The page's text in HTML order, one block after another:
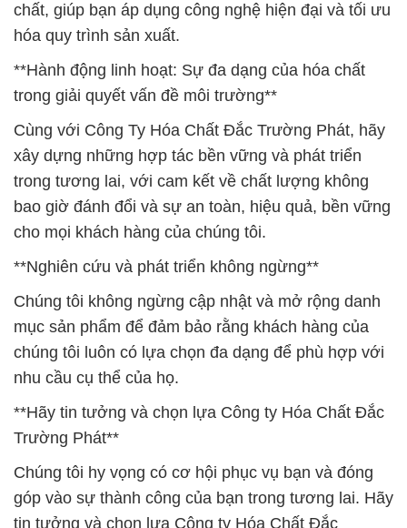
chất, giúp bạn áp dụng công nghệ hiện đại và tối ưu
hóa quy trình sản xuất.
**Hành động linh hoạt: Sự đa dạng của hóa chất
trong giải quyết vấn đề môi trường**
Cùng với Công Ty Hóa Chất Đắc Trường Phát, hãy
xây dựng những hợp tác bền vững và phát triển
trong tương lai, với cam kết về chất lượng không
bao giờ đánh đổi và sự an toàn, hiệu quả, bền vững
cho mọi khách hàng của chúng tôi.
**Nghiên cứu và phát triển không ngừng**
Chúng tôi không ngừng cập nhật và mở rộng danh
mục sản phẩm để đảm bảo rằng khách hàng của
chúng tôi luôn có lựa chọn đa dạng để phù hợp với
nhu cầu cụ thể của họ.
**Hãy tin tưởng và chọn lựa Công ty Hóa Chất Đắc
Trường Phát**
Chúng tôi hy vọng có cơ hội phục vụ bạn và đóng
góp vào sự thành công của bạn trong tương lai. Hãy
tin tưởng và chọn lựa Công ty Hóa Chất Đắc